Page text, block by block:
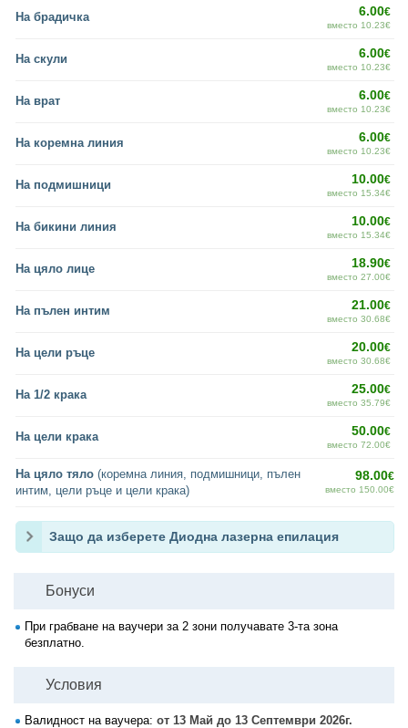
На брадичка 6.00€
вместо 10.23€
На скули 6.00€
вместо 10.23€
На врат 6.00€
вместо 10.23€
На коремна линия 6.00€
вместо 10.23€
На подмишници 10.00€
вместо 15.34€
На бикини линия 10.00€
вместо 15.34€
На цяло лице 18.90€
вместо 27.00€
На пълен интим 21.00€
вместо 30.68€
На цели ръце 20.00€
вместо 30.68€
На 1/2 крака 25.00€
вместо 35.79€
На цели крака 50.00€
вместо 72.00€
На цяло тяло (коремна линия, подмишници, пълен
интим, цели ръце и цели крака)
98.00€
вместо 150.00€
Защо да изберете Диодна лазерна епилация
Бонуси
При грабване на ваучери за 2 зони получавате 3-та зона
безплатно.
Условия
Валидност на ваучера: от 13 Май до 13 Септември 2026г.